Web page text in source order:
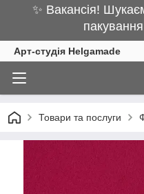
✨ Вакансія!
Арт-студія Helgamade
Товари та послуги